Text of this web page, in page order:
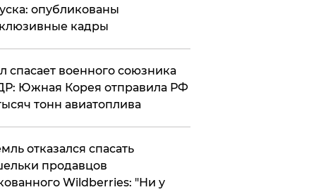
опубликованы
кадры
спасает военного союзника
Южная Корея отправила РФ
тонн авиатоплива
отказался спасать
продавцов
Wildberries: "Ни у